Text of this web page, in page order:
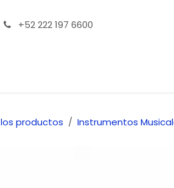
+52 222 197 6600
productos Instrumentos